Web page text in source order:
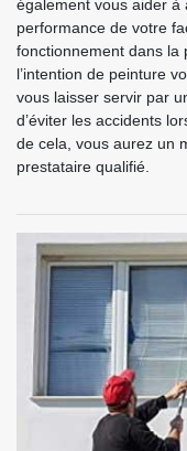
également vous aider à
performance de votre
fonctionnement dans la
l’intention de peinture
vous laisser servir par
d’éviter les accidents
de cela, vous aurez un
prestataire qualifié.